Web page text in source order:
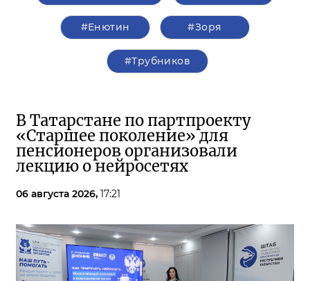
#Енютин #Зоря
#Трубников
В Татарстане по партпроекту
«Старшее поколение» для
пенсионеров организовали
лекцию о нейросетях
06 августа 2026, 17:21